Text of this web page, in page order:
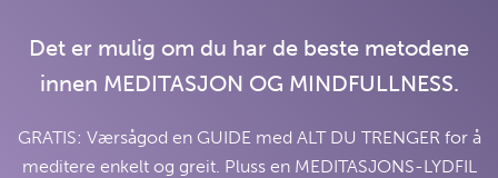
Det er mulig om du har de beste metodene
innen MEDITASJON OG MINDFULLNESS.
GRATIS: Værsågod en GUIDE med ALT DU TRENGER for å
meditere enkelt og greit. Pluss en MEDITASJONS-LYDFIL